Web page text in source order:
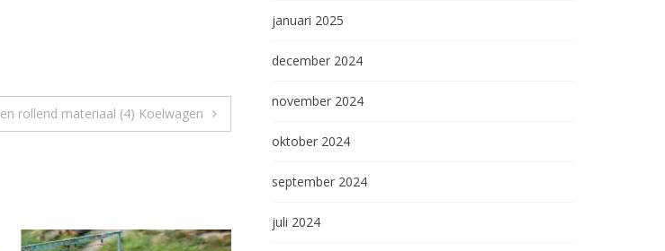
rollend materiaal (4) Koelwagen
januari 2025
december 2024
november 2024
oktober 2024
september 2024
juli 2024